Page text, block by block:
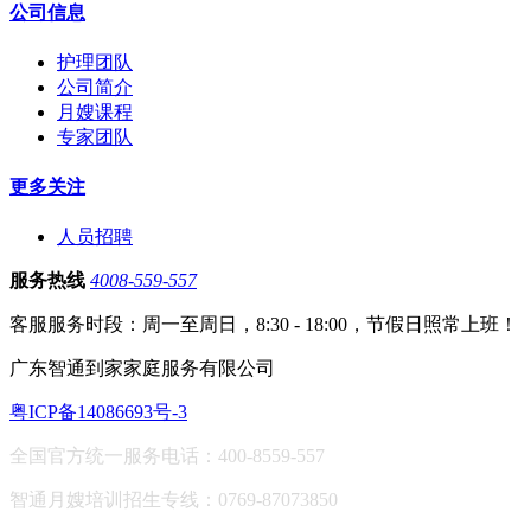
公司信息
护理团队
公司简介
月嫂课程
专家团队
更多关注
人员招聘
服务热线 4008-559-557
客服服务时段：周一至周日，8:30 - 18:00，节假日照常上班！
广东智通到家家庭服务有限公司
粤ICP备14086693号-3
全国官方统一服务电话：400-8559-557
智通月嫂培训招生专线：0769-87073850